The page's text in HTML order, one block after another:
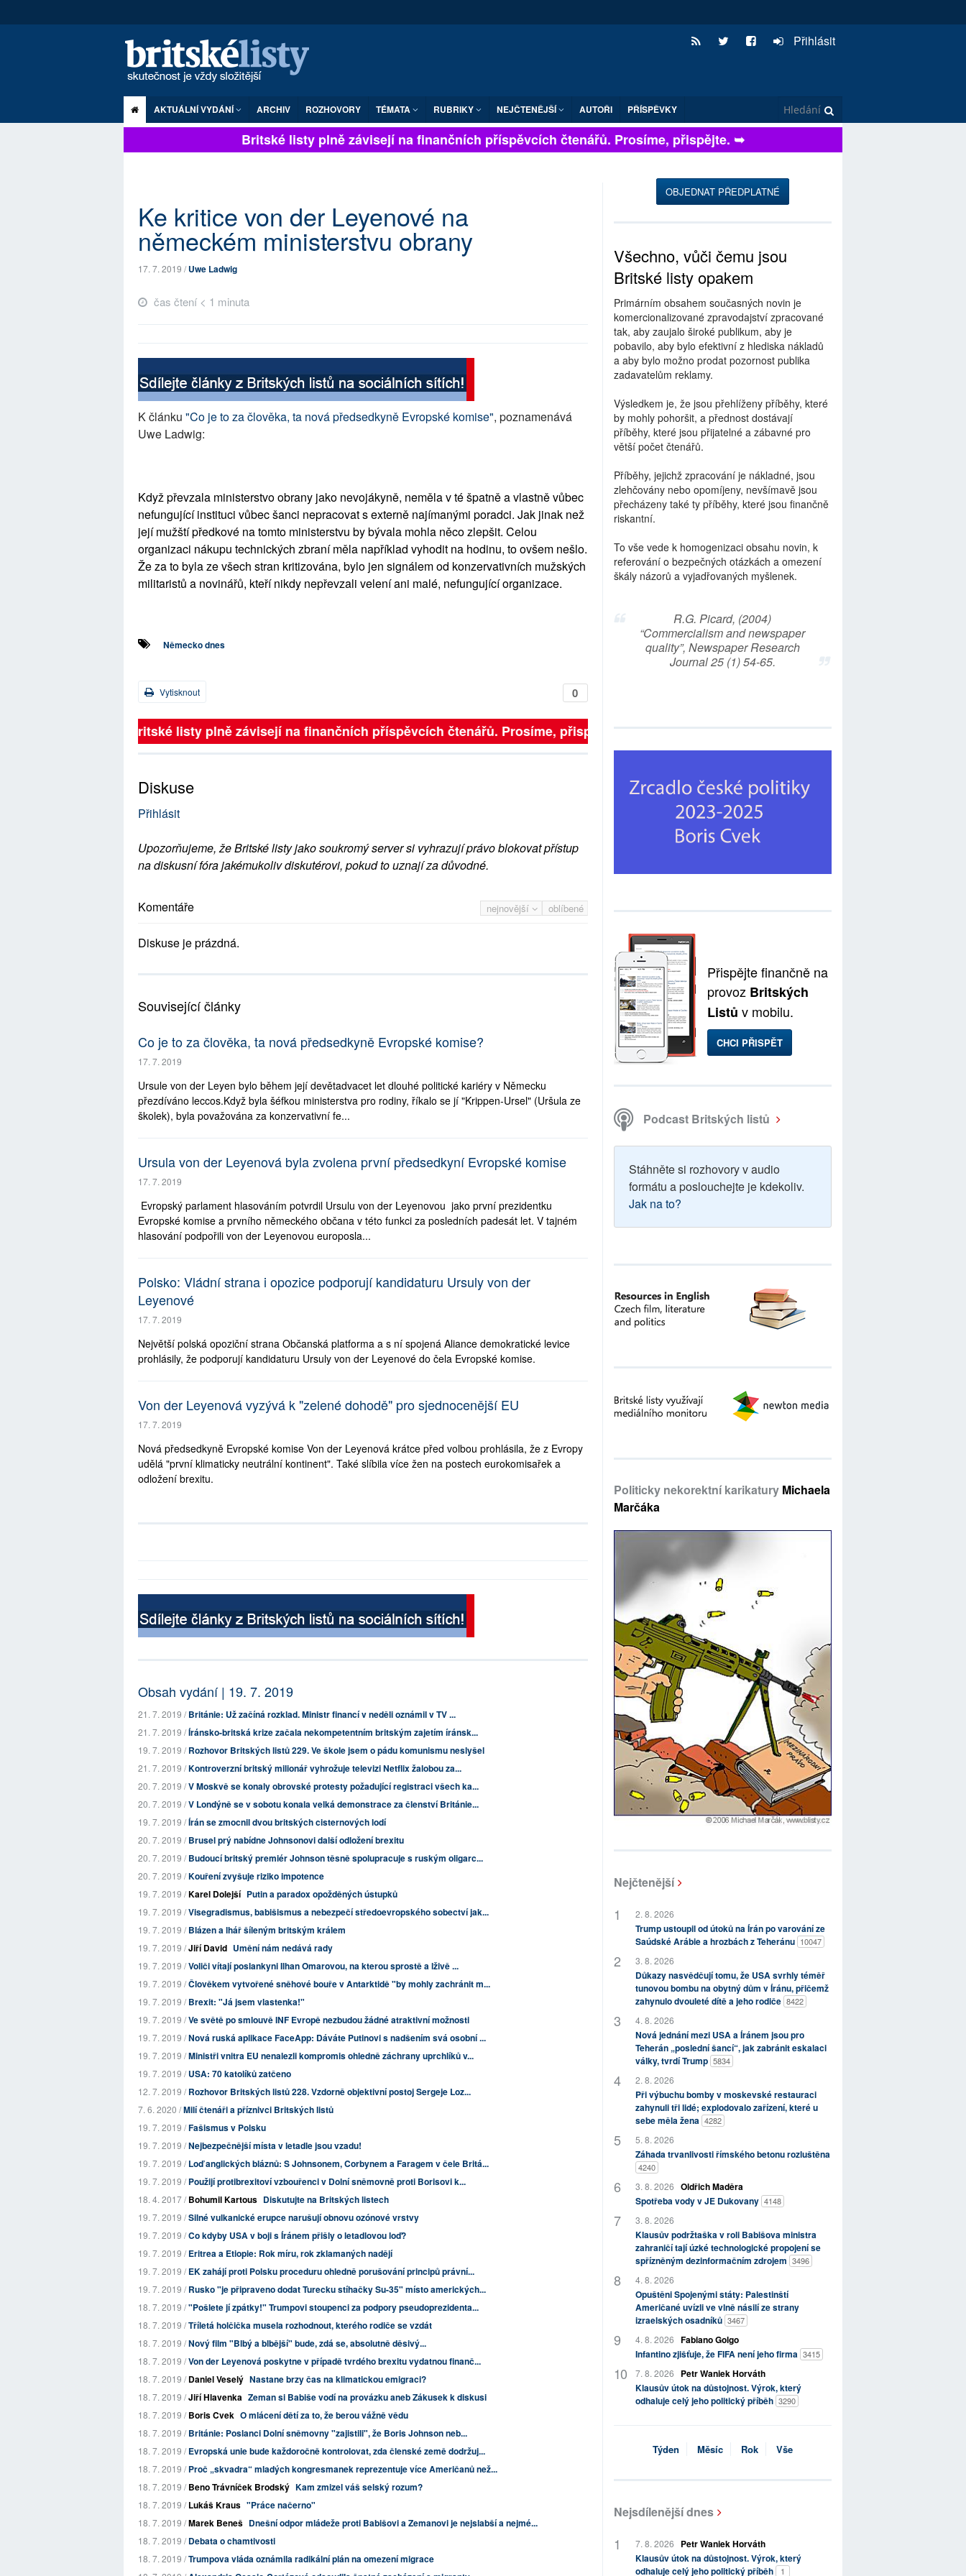
Přihlásit
AKTUÁLNÍ VYDÁNÍ ARCHIV ROZHOVORY TÉMATA RUBRIKY NEJČTENĚJŠÍ AUTOŘI PŘÍSPĚVKY
Britské listy plně závisejí na finančních příspěvcích čtenářů. Prosíme, přispějte. ➥
Ke kritice von der Leyenové na
německém ministerstvu obrany
17. 7. 2019 /Uwe Ladwig
čas čtení < 1 minuta
K článku "Co je to za člověka, ta nová předsedkyně Evropské komise", poznamenává
Uwe Ladwig:
Když převzala ministerstvo obrany jako nevojákyně, neměla v té špatně a vlastně vůbec
nefungující instituci vůbec šanci nepracovat s externě najímanými poradci. Jak jinak než
její mužští předkové na tomto ministerstvu by bývala mohla něco zlepšit. Celou
organizaci nákupu technických zbraní měla například vyhodit na hodinu, to ovšem nešlo.
Že za to byla ze všech stran kritizována, bylo jen signálem od konzervativních mužských
militaristů a novinářů, kteří nikdy nepřevzali velení ani malé, nefungující organizace.
Německo dnes
0
Vytisknout
Britské listy plně závisejí na finančních příspěvcích čtenářů. Prosíme, přispějte. ➥
Diskuse
Přihlásit
Upozorňujeme, že Britské listy jako soukromý server si vyhrazují právo blokovat přístup
na diskusní fóra jakémukoliv diskutérovi, pokud to uznají za důvodné.
nejnovější oblíbené
Komentáře
Diskuse je prázdná.
Související články
Co je to za člověka, ta nová předsedkyně Evropské komise?
17. 7. 2019
Ursule von der Leyen bylo během její devětadvacet let dlouhé politické kariéry v Německu
přezdíváno leccos.Když byla šéfkou ministerstva pro rodiny, říkalo se jí "Krippen-Ursel" (Uršula ze
školek), byla považována za konzervativní fe...
Ursula von der Leyenová byla zvolena první předsedkyní Evropské komise
17. 7. 2019
Evropský parlament hlasováním potvrdil Ursulu von der Leyenovou jako první prezidentku
Evropské komise a prvního německého občana v této funkci za posledních padesát let. V tajném
hlasování podpořili von der Leyenovou europosla...
Polsko: Vládní strana i opozice podporují kandidaturu Ursuly von der
Leyenové
17. 7. 2019
Největší polská opoziční strana Občanská platforma a s ní spojená Aliance demokratické levice
prohlásily, že podporují kandidaturu Ursuly von der Leyenové do čela Evropské komise.
Von der Leyenová vyzývá k "zelené dohodě" pro sjednocenější EU
17. 7. 2019
Nová předsedkyně Evropské komise Von der Leyenová krátce před volbou prohlásila, že z Evropy
udělá "první klimaticky neutrální kontinent". Také slíbila více žen na postech eurokomisařek a
odložení brexitu.
Obsah vydání | 19. 7. 2019
21. 7. 2019 /Británie: Už začíná rozklad. Ministr financí v neděli oznámil v TV ...
21. 7. 2019 /Íránsko-britská krize začala nekompetentním britským zajetím íránsk...
19. 7. 2019 /Rozhovor Britských listů 229. Ve škole jsem o pádu komunismu neslyšel
21. 7. 2019 /Kontroverzní britský milionář vyhrožuje televizi Netflix žalobou za...
20. 7. 2019 /V Moskvě se konaly obrovské protesty požadující registraci všech ka...
20. 7. 2019 /V Londýně se v sobotu konala velká demonstrace za členství Británie...
19. 7. 2019 /Írán se zmocnil dvou britských cisternových lodí
20. 7. 2019 /Brusel prý nabídne Johnsonovi další odložení brexitu
20. 7. 2019 /Budoucí britský premiér Johnson těsně spolupracuje s ruským oligarc...
20. 7. 2019 /Kouření zvyšuje riziko impotence
19. 7. 2019 /Karel Dolejší Putin a paradox opožděných ústupků
19. 7. 2019 /Visegradismus, babišismus a nebezpečí středoevropského sobectví jak...
19. 7. 2019 /Blázen a lhář šíleným britským králem
19. 7. 2019 /Jiří David Umění nám nedává rady
19. 7. 2019 /Voliči vítají poslankyni Ilhan Omarovou, na kterou sprostě a lživě ...
19. 7. 2019 /Člověkem vytvořené sněhové bouře v Antarktidě "by mohly zachránit m...
19. 7. 2019 /Brexit: "Já jsem vlastenka!"
19. 7. 2019 /Ve světě po smlouvě INF Evropě nezbudou žádné atraktivní možnosti
19. 7. 2019 /Nová ruská aplikace FaceApp: Dáváte Putinovi s nadšením svá osobní ...
19. 7. 2019 /Ministři vnitra EU nenalezli kompromis ohledně záchrany uprchlíků v...
19. 7. 2019 /USA: 70 katolíků zatčeno
12. 7. 2019 /Rozhovor Britských listů 228. Vzdorně objektivní postoj Sergeje Loz...
7. 6. 2020 /Milí čtenáři a příznivci Britských listů
19. 7. 2019 /Fašismus v Polsku
19. 7. 2019 /Nejbezpečnější místa v letadle jsou vzadu!
19. 7. 2019 /Loď anglických bláznů: S Johnsonem, Corbynem a Faragem v čele Britá...
19. 7. 2019 /Použijí protibrexitoví vzbouřenci v Dolní sněmovně proti Borisovi k...
18. 4. 2017 /Bohumil Kartous Diskutujte na Britských listech
19. 7. 2019 /Silné vulkanické erupce narušují obnovu ozónové vrstvy
19. 7. 2019 /Co kdyby USA v boji s Íránem přišly o letadlovou loď?
19. 7. 2019 /Eritrea a Etiopie: Rok míru, rok zklamaných nadějí
19. 7. 2019 /EK zahájí proti Polsku proceduru ohledně porušování principů právní...
19. 7. 2019 /Rusko "je připraveno dodat Turecku stíhačky Su-35" místo amerických...
18. 7. 2019 /"Pošlete jí zpátky!" Trumpovi stoupenci za podpory pseudoprezidenta...
18. 7. 2019 /Tříletá holčička musela rozhodnout, kterého rodiče se vzdát
18. 7. 2019 /Nový film "Blbý a blbější" bude, zdá se, absolutně děsivý...
18. 7. 2019 /Von der Leyenová poskytne v případě tvrdého brexitu vydatnou finanč...
18. 7. 2019 /Daniel Veselý Nastane brzy čas na klimatickou emigraci?
18. 7. 2019 /Jiří Hlavenka Zeman si Babiše vodí na provázku aneb Zákusek k diskusi
18. 7. 2019 /Boris Cvek O mlácení dětí za to, že berou vážně vědu
18. 7. 2019 /Británie: Poslanci Dolní sněmovny "zajistili", že Boris Johnson neb...
18. 7. 2019 /Evropská unie bude každoročně kontrolovat, zda členské země dodržuj...
18. 7. 2019 /Proč „skvadra“ mladých kongresmanek reprezentuje více Američanů než...
18. 7. 2019 /Beno Trávníček Brodský Kam zmizel váš selský rozum?
18. 7. 2019 /Lukáš Kraus "Práce načerno"
18. 7. 2019 /Marek Beneš Dnešní odpor mládeže proti Babišovi a Zemanovi je nejslabší a nejmé...
18. 7. 2019 /Debata o chamtivosti
18. 7. 2019 /Trumpova vláda oznámila radikální plán na omezení migrace
OBJEDNAT PŘEDPLATNÉ
Všechno, vůči čemu jsou
Britské listy opakem
Primárním obsahem současných novin je
komercionalizované zpravodajství zpracované
tak, aby zaujalo široké publikum, aby je
pobavilo, aby bylo efektivní z hlediska nákladů
a aby bylo možno prodat pozornost publika
zadavatelům reklamy.
Výsledkem je, že jsou přehlíženy příběhy, které
by mohly pohoršit, a přednost dostávají
příběhy, které jsou přijatelné a zábavné pro
větší počet čtenářů.
Příběhy, jejichž zpracování je nákladné, jsou
zlehčovány nebo opomíjeny, nevšímavě jsou
přecházeny také ty příběhy, které jsou finančně
riskantní.
To vše vede k homogenizaci obsahu novin, k
referování o bezpečných otázkách a omezení
škály názorů a vyjadřovaných myšlenek.
R.G. Picard, (2004)
“Commercialism and newspaper
quality”, Newspaper Research
Journal 25 (1) 54-65.
Přispějte finančně na
provoz Britských
Listů v mobilu.
CHCI PŘISPĚT
Podcast Britských listů
Stáhněte si rozhovory v audio
formátu a poslouchejte je kdekoliv.
Jak na to?
Politicky nekorektní karikatury Michaela
Marčáka
Nejčtenější
2. 8. 2026
Trump ustoupil od útoků na Írán po varování ze
Saúdské Arábie a hrozbách z Teheránu 10047
3. 8. 2026
Důkazy nasvědčují tomu, že USA svrhly téměř
tunovou bombu na obytný dům v Íránu, přičemž
zahynulo dvouleté dítě a jeho rodiče 8422
4. 8. 2026
Nová jednání mezi USA a Íránem jsou pro
Teherán „poslední šancí“, jak zabránit eskalaci
války, tvrdí Trump 5834
2. 8. 2026
Při výbuchu bomby v moskevské restauraci
zahynuli tři lidé; explodovalo zařízení, které u
sebe měla žena 4282
5. 8. 2026
Záhada trvanlivosti římského betonu rozluštěna
4240
3. 8. 2026 Oldřich Maděra
Spotřeba vody v JE Dukovany 4148
3. 8. 2026
Klausův podržtaška v roli Babišova ministra
zahraničí tají úzké technologické propojení se
spřízněným dezinformačním zdrojem 3496
4. 8. 2026
Opuštěni Spojenými státy: Palestinští
Američané uvízli ve vlně násilí ze strany
izraelských osadníků 3467
4. 8. 2026 Fabiano Golgo
Infantino zjišťuje, že FIFA není jeho firma 3415
7. 8. 2026
Petr Waniek Horváth
Klausův útok na důstojnost. Výrok, který
odhaluje celý jeho politický příběh 3290
Týden Měsíc Rok Vše
Nejsdílenější dnes
7. 8. 2026
Petr Waniek Horváth
Klausův útok na důstojnost. Výrok, který
odhaluje celý jeho politický příběh
1